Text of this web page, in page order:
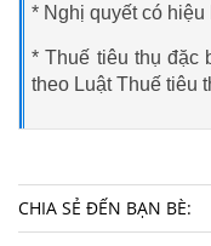
* Nghị quyết có
* Thuế tiêu thụ đặc
theo Luật Thuế tiêu
CHIA SẺ ĐẾN BẠN BÈ: